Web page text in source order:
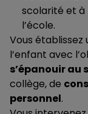
scolarité et à
l’école.
Vous établissez
l’enfant avec
s’épanouir au
collège, de
personnel.